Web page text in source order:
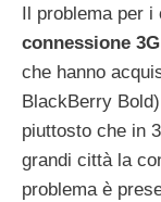
Il problema per
connessione
che hanno
BlackBerry Bold)
piuttosto che in
grandi città la
problema è